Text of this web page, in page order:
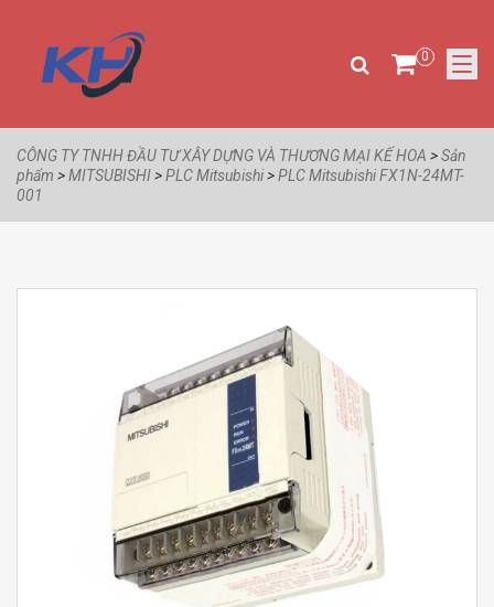
0
CÔNG TY TNHH ĐẦU TƯ XÂY DỰNG VÀ THƯƠNG MẠI KẾ HOA >Sản
phẩm >MITSUBISHI>PLC Mitsubishi>PLC Mitsubishi FX1N-24MT-
001